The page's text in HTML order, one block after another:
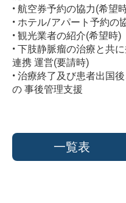
• 航空券予約の協力(希望
• ホテル/アパート予約の
• 観光業者の紹介(希望時)
• 下肢静脈瘤の治療と共
連携 運営(要請時)
• 治療終了及び患者出国
の 事後管理支援
一覧表